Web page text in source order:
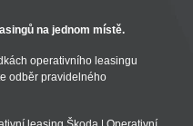
na jednom místě.
operativního leasingu
odběr pravidelného